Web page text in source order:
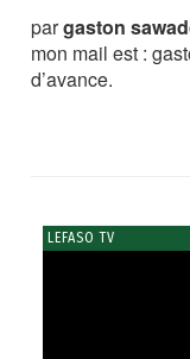
pargaston
mon mail est :
d’avance.
LEFASO TV